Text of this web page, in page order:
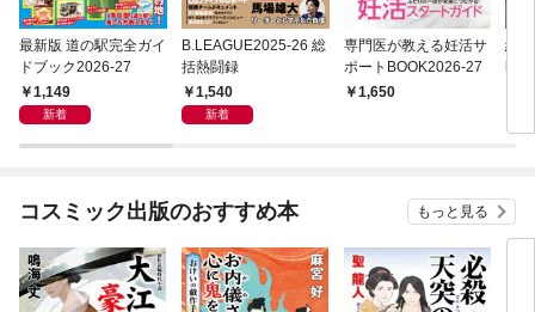
最新版 道の駅完全ガイ
ドブック2026-27
1,149
新着
B.LEAGUE2025-26 総
括熱闘録
1,540
新着
専門医が教える妊活サ
ポートBOOK2026-27
1,650
絶
l.3
コスミック出版のおすすめ本 もっと見る